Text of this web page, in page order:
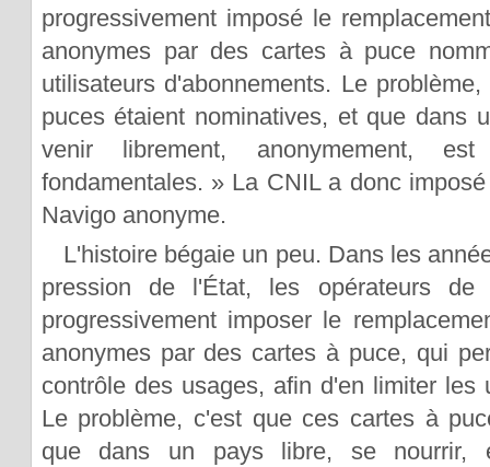
progressivement imposé le
anonymes par des cartes à puce
utilisateurs d'abonnements. Le
puces étaient nominatives, et que dans
venir librement, anonymement,
fondamentales. » La CNIL a donc
Navigo anonyme.
L'histoire bégaie un peu. Dans les
pression de l'État, les opérateurs de
progressivement imposer le
anonymes par des cartes à puce, qui
contrôle des usages, afin d'en limiter les
Le problème, c'est que ces cartes à
que dans un pays libre, se nourrir,